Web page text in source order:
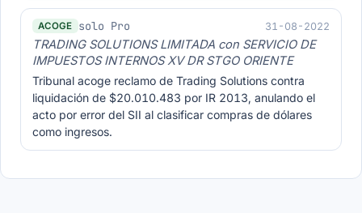
ACOGE solo Pro 31-08-2022
TRADING SOLUTIONS LIMITADA con SERVICIO DE
IMPUESTOS INTERNOS XV DR STGO ORIENTE
Tribunal acoge reclamo de Trading Solutions contra
liquidación de $20.010.483 por IR 2013, anulando el
acto por error del SII al clasificar compras de dólares
como ingresos.